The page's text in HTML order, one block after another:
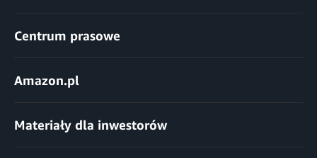
Centrum prasowe
Amazon.pl
Materiały dla inwestorów